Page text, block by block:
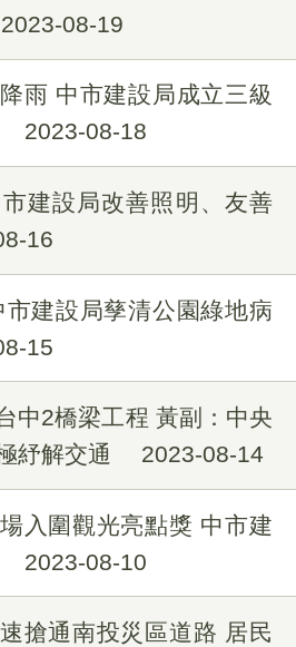
2023-08-19
雨 中市建設局成立三級
2023-08-18
建設局改善照明、友善
16
建設局孳清公園綠地病
15
中2橋梁工程 黃副：中央
紓解交通
2023-08-14
入圍觀光亮點獎 中市建
2023-08-10
搶通南投災區道路 居民